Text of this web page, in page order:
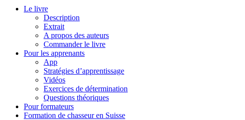
Le livre
Description
Extrait
A propos des auteurs
Commander le livre
Pour les apprenants
App
Stratégies d’apprentissage
Vidéos
Exercices de détermination
Questions théoriques
Pour formateurs
Formation de chasseur en Suisse